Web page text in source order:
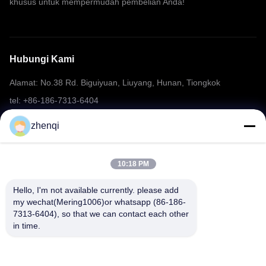
Hubungi Kami
Alamat: No.38 Rd. Biguiyuan, Liuyang, Hunan, Tiongkok
tel: +86-186-7313-6404
E-mail: mering@mandarinfireworks.com
zhenqi
10:18 PM
Hello, I'm not available currently. please add
my wechat(Mering1006)or whatsapp (86-186-
7313-6404), so that we can contact each other
in time.